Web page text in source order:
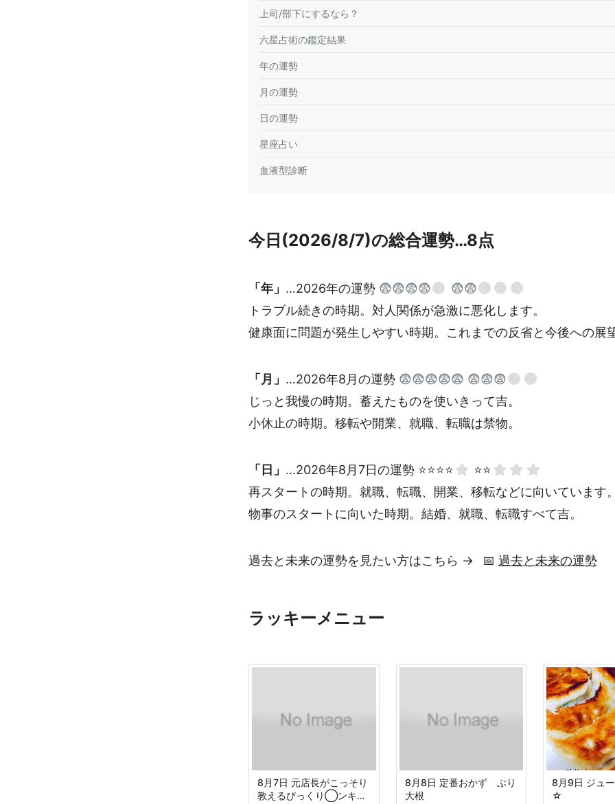
上司/部下にするなら？
六星占術の鑑定結果
年の運勢
月の運勢
日の運勢
星座占い
血液型診断
今日(2026/8/7)の総合運勢…8点
「年」 …2026年の運勢 😨😨😨😨
😨😨
トラブル続きの時期。対人関係が急激に悪化します。
健康面に問題が発生しやすい時期。これまでの反省と今後への展
「月」 …2026年8月の運勢 😨😨😨😨😨 😨😨😨
じっと我慢の時期。蓄えたものを使いきって吉。
小休止の時期。移転や開業、就職、転職は禁物。
「日」 …2026年8月7日の運勢 ⭐⭐⭐⭐
⭐⭐
再スタートの時期。就職、転職、開業、移転などに向いています。
物事のスタートに向いた時期。結婚、就職、転職すべて吉。
過去と未来の運勢を見たい方はこちら → 📅 過去と未来の運勢
ラッキーメニュー
8月7日 元店長がこっそり
教えるびっくり◯ンキー
8月8日 定番おかず ぶり
大根
8月9日 ジュ
☆